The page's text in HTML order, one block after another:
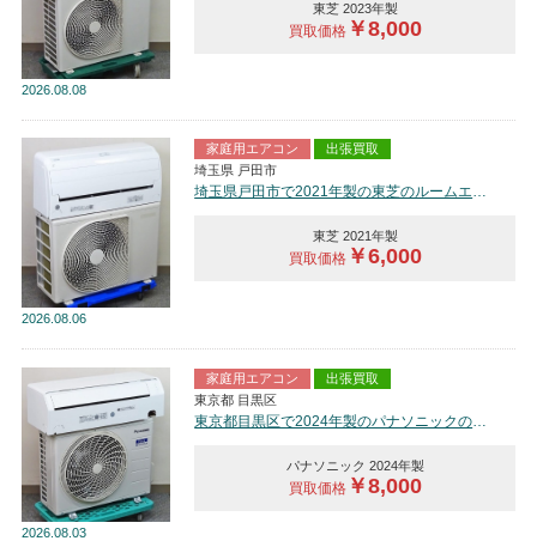
2026 08.08
東芝 2023年製
買取価格￥8,000
2026 08.06
家庭用エアコン
出張買取
埼玉県 戸田市
埼玉県戸田市で2021年製の東芝のルームエアコン【中古品】を買取しました。
東芝 2021年製
買取価格￥6,000
2026 08.03
家庭用エアコン
出張買取
東京都 目黒区
パナソニック 2024年製
買取価格￥8,000